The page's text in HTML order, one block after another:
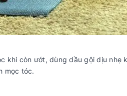
khi còn ướt, dùng dầu gội dịu nhẹ
mọc tóc.